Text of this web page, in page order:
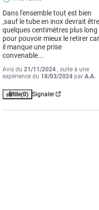
Dans l'ensemble tout est bien
,sauf le tube en inox devrait
quelques centimètres plus long
pour pouvoir mieux le retirer
il manque une prise
convenable...
Avis du21/11/2024 , suite à une
expérience du 18/03/2024 parA.A.
Utile(0) Signaler